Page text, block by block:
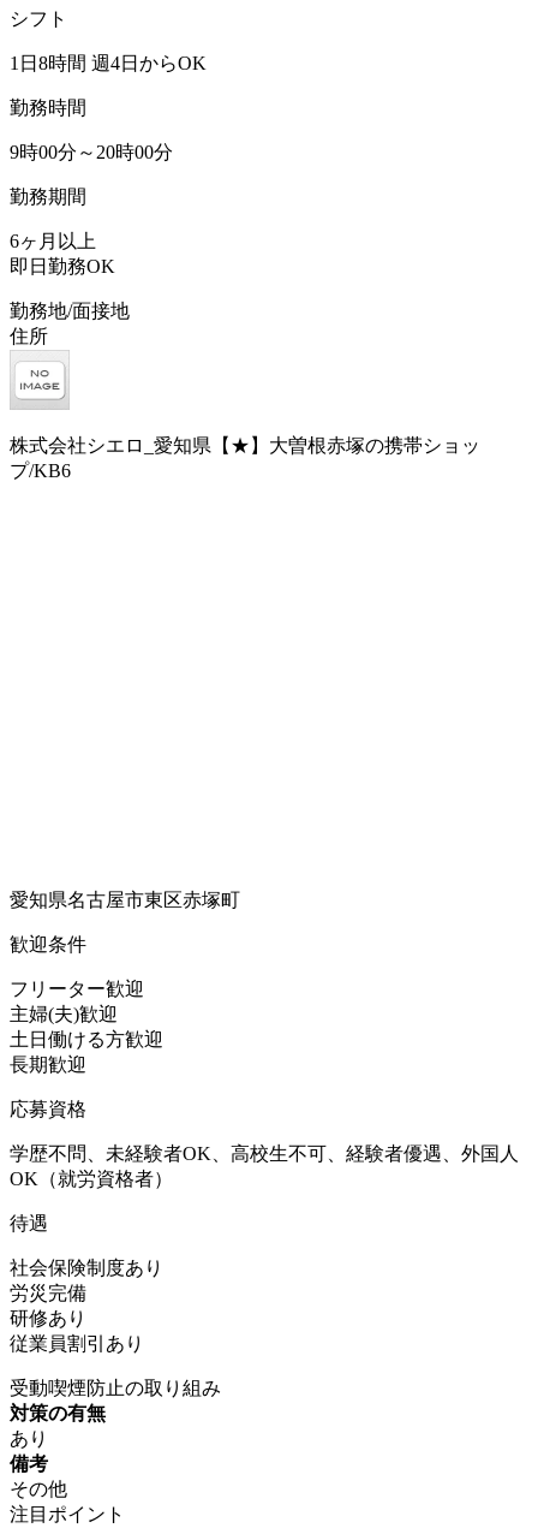
シフト
1日8時間 週4日からOK
勤務時間
9時00分～20時00分
勤務期間
6ヶ月以上
即日勤務OK
勤務地/面接地
住所
株式会社シエロ_愛知県【★】大曽根赤塚の携帯ショッ
プ/KB6
愛知県名古屋市東区赤塚町
歓迎条件
フリーター歓迎
主婦(夫)歓迎
土日働ける方歓迎
長期歓迎
応募資格
学歴不問、未経験者OK、高校生不可、経験者優遇、外国人
OK（就労資格者）
待遇
社会保険制度あり
労災完備
研修あり
従業員割引あり
受動喫煙防止の取り組み
対策の有無
あり
備考
その他
注目ポイント